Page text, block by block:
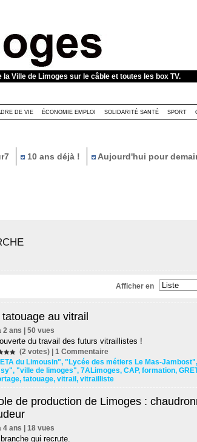
Ville de Limoges sur le câble et toutes les box TV.
DE VIE ÉCONOMIE EMPLOI SOLIDARITÉ SANTÉ SPORT
10 ans déjà ! Aujourd'hui pour
Afficher en
tatouage au vitrail
2 ans | 50 vues
du travail des futurs vitraillistes !
(2 votes) | 1 Commentaire
du Limousin", "Lycée des métiers Le Mas-Jambost",
, "ville de limoges", 7ALimoges, CAP, formation,
, tatouage, vitrail , vitrailliste
de production de Limoges :
4 ans | 18 vues
qui recrute.